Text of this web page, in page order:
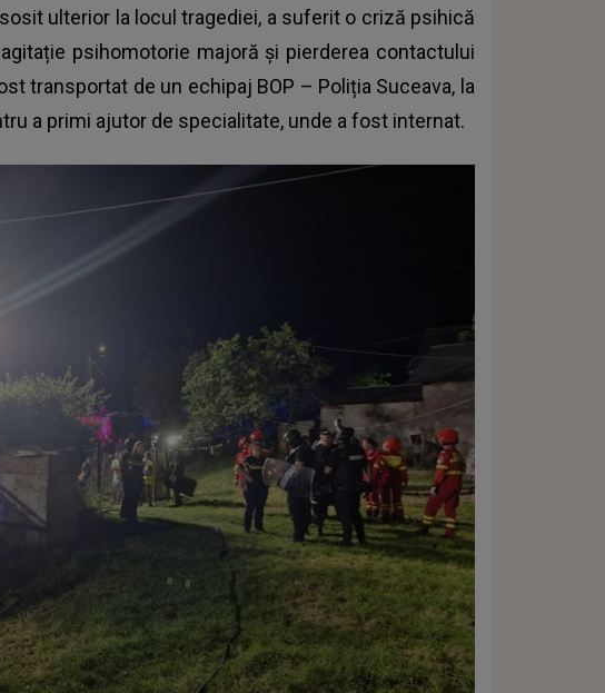
ulterior la locul tragediei, a suferit o criză psihică
psihomotorie majoră și pierderea contactului
transportat de un echipaj BOP – Poliția Suceava, la
a primi ajutor de specialitate, unde a fost internat.